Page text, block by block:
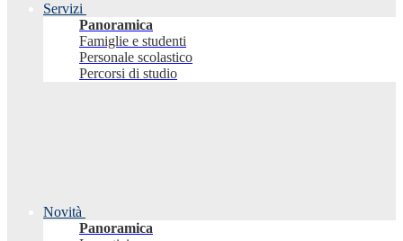
Servizi
Panoramica
Famiglie e studenti
Personale scolastico
Percorsi di studio
Novità
Panoramica